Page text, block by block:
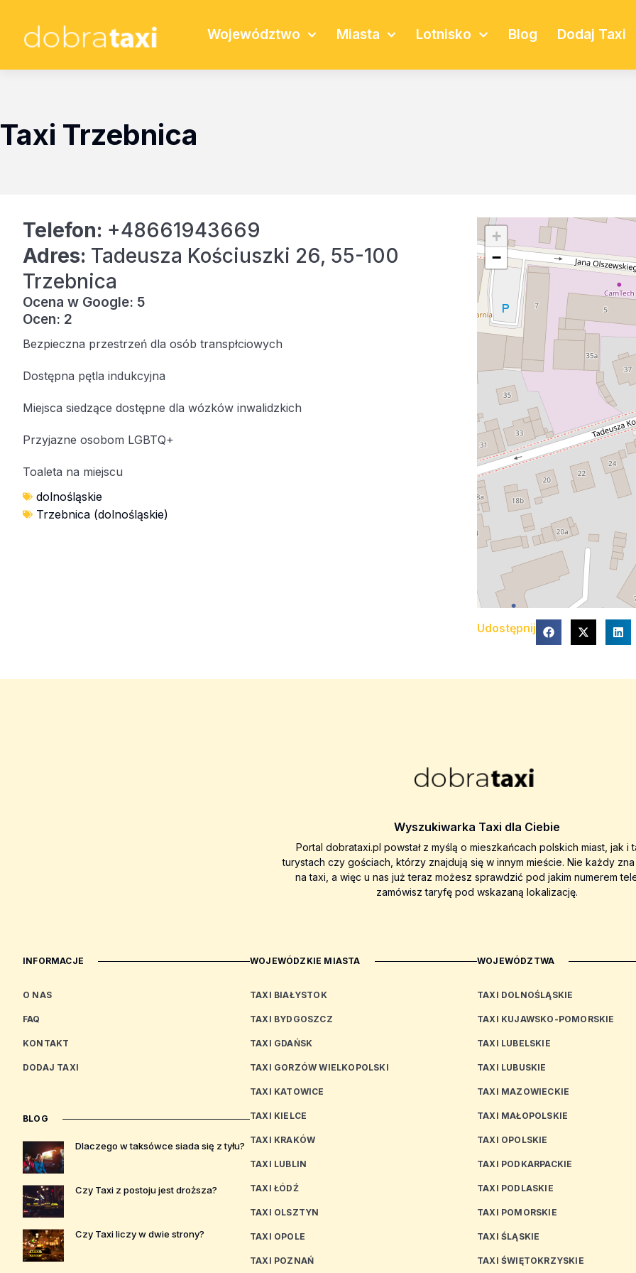
Województwo Miasta Lotnisko Blog Dodaj Taxi
Taxi Trzebnica
Telefon: +48661943669
Adres: Tadeusza Kościuszki 26, 55-100
Trzebnica
Ocena w Google: 5
Ocen: 2
Bezpieczna przestrzeń dla osób transpłciowych
Dostępna pętla indukcyjna
Miejsca siedzące dostępne dla wózków inwalidzkich
Przyjazne osobom LGBTQ+
Toaleta na miejscu
dolnośląskie
Trzebnica (dolnośląskie)
+
−
Udostępnij
Wyszukiwarka Taxi dla Ciebie
Portal dobrataxi.pl powstał z myślą o mieszkańcach polskich miast, jak i
turystach czy gościach, którzy znajdują się w innym mieście. Nie każdy
na taxi, a więc u nas już teraz możesz sprawdzić pod jakim numerem
zamówisz taryfę pod wskazaną lokalizację.
INFORMACJE
O NAS
FAQ
KONTAKT
DODAJ TAXI
BLOG
Dlaczego w taksówce siada się z tyłu?
Czy Taxi z postoju jest droższa?
Czy Taxi liczy w dwie strony?
WOJEWÓDZKIE MIASTA
TAXI BIAŁYSTOK
TAXI BYDGOSZCZ
TAXI GDAŃSK
TAXI GORZÓW WIELKOPOLSKI
TAXI KATOWICE
TAXI KIELCE
TAXI KRAKÓW
TAXI LUBLIN
TAXI ŁÓDŹ
TAXI OLSZTYN
TAXI OPOLE
TAXI POZNAŃ
WOJEWÓDZTWA
TAXI DOLNOŚLĄSKIE
TAXI KUJAWSKO-POMORSKIE
TAXI LUBELSKIE
TAXI LUBUSKIE
TAXI MAZOWIECKIE
TAXI MAŁOPOLSKIE
TAXI OPOLSKIE
TAXI PODKARPACKIE
TAXI PODLASKIE
TAXI POMORSKIE
TAXI ŚLĄSKIE
TAXI ŚWIĘTOKRZYSKIE